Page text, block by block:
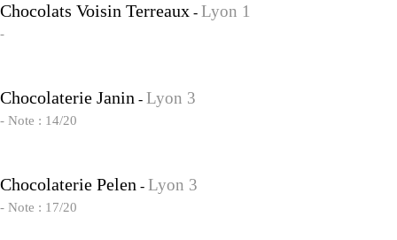
Chocolats Voisin Terreaux - Lyon 1
-
Chocolaterie Janin - Lyon 3
- Note : 14/20
Chocolaterie Pelen - Lyon 3
- Note : 17/20